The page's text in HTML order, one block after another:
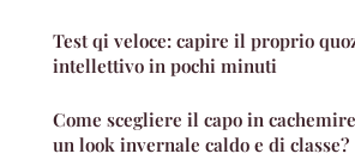
Test qi veloce: capire il proprio
intellettivo in pochi minuti
Come scegliere il capo in
un look invernale caldo e di classe?